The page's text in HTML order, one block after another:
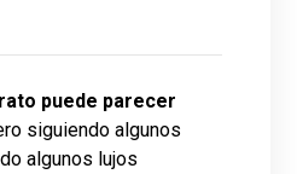
puede parecer
siguiendo algunos
algunos lujos